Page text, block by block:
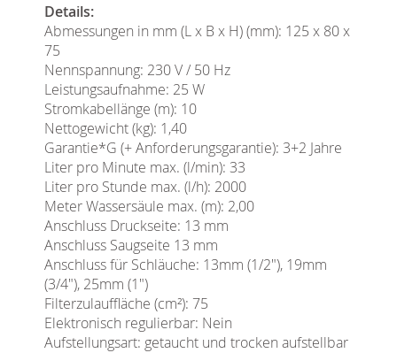
Details:
Abmessungen in mm (L x B x H) (mm): 125 x 80 x
75
Nennspannung: 230 V / 50 Hz
Leistungsaufnahme: 25 W
Stromkabellänge (m): 10
Nettogewicht (kg): 1,40
Garantie*G (+ Anforderungsgarantie): 3+2 Jahre
Liter pro Minute max. (l/min): 33
Liter pro Stunde max. (l/h): 2000
Meter Wassersäule max. (m): 2,00
Anschluss Druckseite: 13 mm
Anschluss Saugseite 13 mm
Anschluss für Schläuche: 13mm (1/2"), 19mm
(3/4"), 25mm (1")
Filterzulauffläche (cm²): 75
Elektronisch regulierbar: Nein
Aufstellungsart: getaucht und trocken aufstellbar